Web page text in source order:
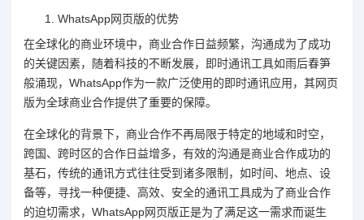
WhatsApp网页版的优势
在全球化的商业环境中，商业合作日益频繁，沟通成为了成功
的关键因素，随着科技的不断发展，即时通讯工具如雨后春笋
般涌现，WhatsApp作为一款广泛使用的即时通讯应用，其网页
版为全球商业合作提供了重要的保障。
在全球化的背景下，商业合作不再局限于特定的地域和时空，
跨国、跨时区的合作日益增多，有效的沟通是商业合作成功的
基石，传统的通讯方式往往受到诸多限制，如时间、地点、设
备等，寻找一种便捷、高效、安全的通讯工具成为了商业合作
的迫切需求，WhatsApp网页版正是为了满足这一需求而诞生